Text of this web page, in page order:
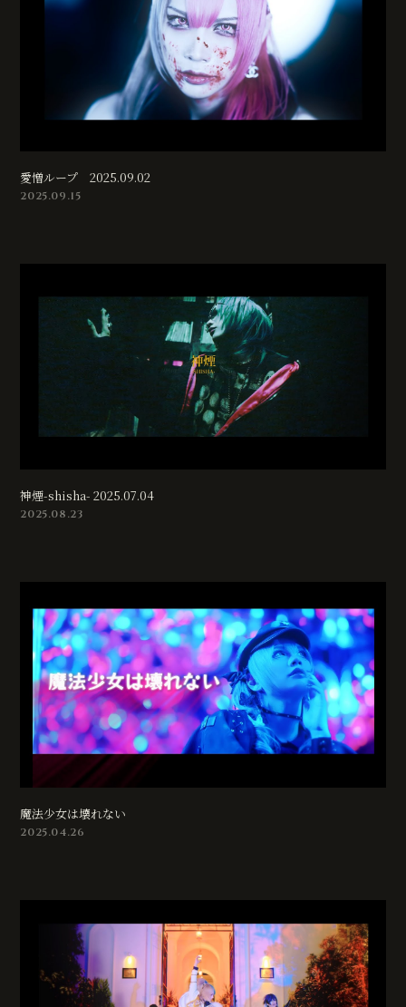
愛憎ループ 2025.09.02
2025.09.15
神煙-shisha- 2025.07.04
2025.08.23
魔法少女は壊れない
2025.04.26